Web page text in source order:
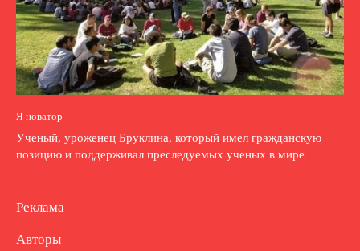
Я новатор
Ученый, уроженец Бруклина, который имел гражданскую
позицию и поддерживал преследуемых ученых в мире
Реклама
Авторы